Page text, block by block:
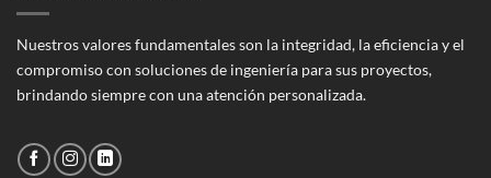
Nuestros valores fundamentales son la integridad, la eficiencia y el
compromiso con soluciones de ingeniería para sus proyectos,
brindando siempre con una atención personalizada.